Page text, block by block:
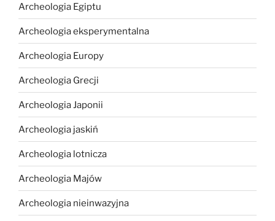
Archeologia Egiptu
Archeologia eksperymentalna
Archeologia Europy
Archeologia Grecji
Archeologia Japonii
Archeologia jaskiń
Archeologia lotnicza
Archeologia Majów
Archeologia nieinwazyjna